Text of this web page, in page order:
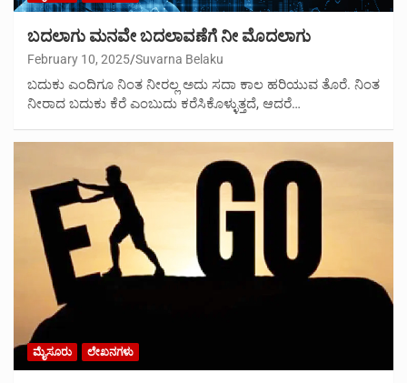
ಬದಲಾಗು ಮನವೇ ಬದಲಾವಣೆಗೆ ನೀ ಮೊದಲಾಗು
February 10, 2025 Suvarna Belaku
ಬದುಕು ಎಂದಿಗೂ ನಿಂತ ನೀರಲ್ಲ ಅದು ಸದಾ ಕಾಲ ಹರಿಯುವ ತೊರೆ. ನಿಂತ
ನೀರಾದ ಬದುಕು ಕೆರೆ ಎಂಬುದು ಕರೆಸಿಕೊಳ್ಳುತ್ತದೆ, ಆದರೆ…
ಮೈಸೂರು ಲೇಖನಗಳು